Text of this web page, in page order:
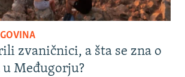
zvaničnici, a šta se zna o
Međugorju?